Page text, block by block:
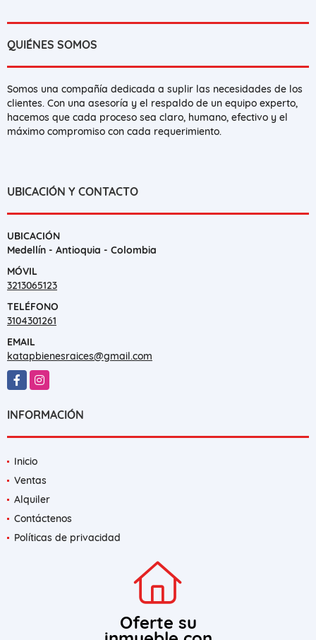
QUIÉNES SOMOS
Somos una compañía dedicada a suplir las necesidades de los
clientes. Con una asesoría y el respaldo de un equipo experto,
hacemos que cada proceso sea claro, humano, efectivo y el
máximo compromiso con cada requerimiento.
UBICACIÓN Y CONTACTO
UBICACIÓN
Medellín - Antioquia - Colombia
MÓVIL
3213065123
TELÉFONO
3104301261
EMAIL
katapbienesraices@gmail.com
FacebookInstagram
INFORMACIÓN
Inicio
Ventas
Alquiler
Contáctenos
Políticas de privacidad
Oferte su